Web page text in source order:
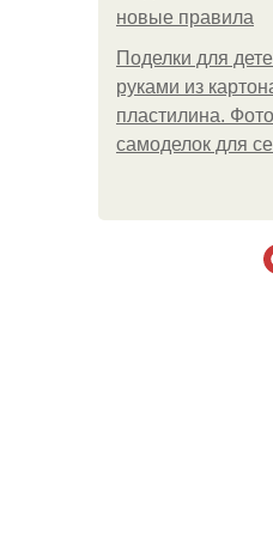
новые правила
Поделки для
руками из
пластилина.
самоделок для